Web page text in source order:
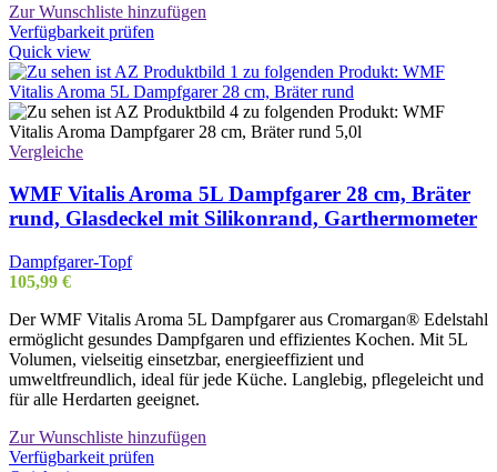
Zur Wunschliste hinzufügen
Verfügbarkeit prüfen
Quick view
Vergleiche
WMF Vitalis Aroma 5L Dampfgarer 28 cm, Bräter
rund, Glasdeckel mit Silikonrand, Garthermometer
Dampfgarer-Topf
105,99 €
Der WMF Vitalis Aroma 5L Dampfgarer aus Cromargan® Edelstahl
ermöglicht gesundes Dampfgaren und effizientes Kochen. Mit 5L
Volumen, vielseitig einsetzbar, energieeffizient und
umweltfreundlich, ideal für jede Küche. Langlebig, pflegeleicht und
für alle Herdarten geeignet.
Zur Wunschliste hinzufügen
Verfügbarkeit prüfen